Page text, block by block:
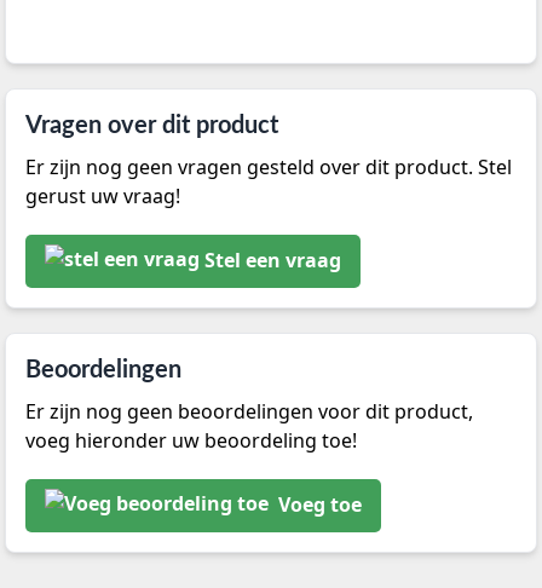
Vragen over dit product
Er zijn nog geen vragen gesteld over dit product. Stel
gerust uw vraag!
Stel een vraag
Beoordelingen
Er zijn nog geen beoordelingen voor dit product,
voeg hieronder uw beoordeling toe!
Voeg toe